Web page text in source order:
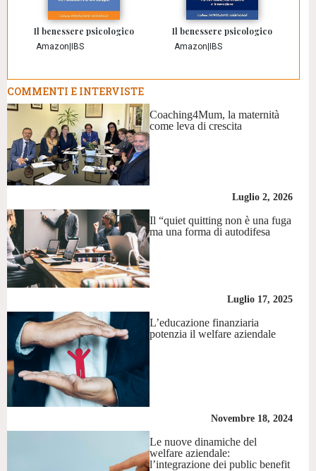
Il benessere psicologico
Amazon IBS
Il benessere psicologico
Amazon IBS
COMMENTI E INTERVISTE
Coaching4Mum, la maternità
come leva di crescita
Luglio 2, 2026
Il “quiet quitting non è una fuga
ma una forma di autodifesa
Luglio 17, 2025
L’educazione finanziaria
potenzia il welfare aziendale
Novembre 18, 2024
Le nuove dinamiche del
welfare aziendale:
l’integrazione dei public benefit